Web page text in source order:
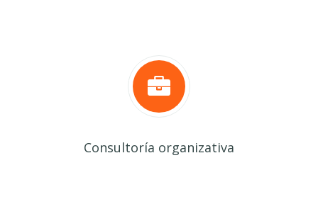
Consultoría organizativa